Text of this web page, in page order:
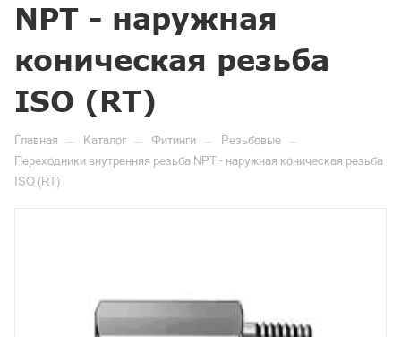
NPT - наружная
коническая резьба
ISO (RT)
Главная — Каталог — Фитинги — Резьбовые —
Переходники внутренняя резьба NPT - наружная коническая резьба
ISO (RT)